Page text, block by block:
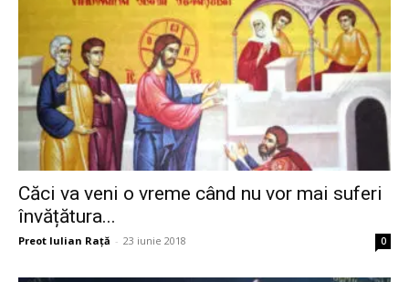
Căci va veni o vreme când nu vor mai suferi
învățătura...
Preot Iulian Raţă - 23 iunie 2018 0